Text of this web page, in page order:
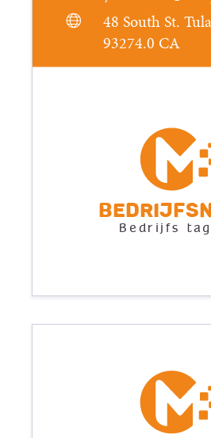
48 South St.
93274.0 CA
Bedrijfs